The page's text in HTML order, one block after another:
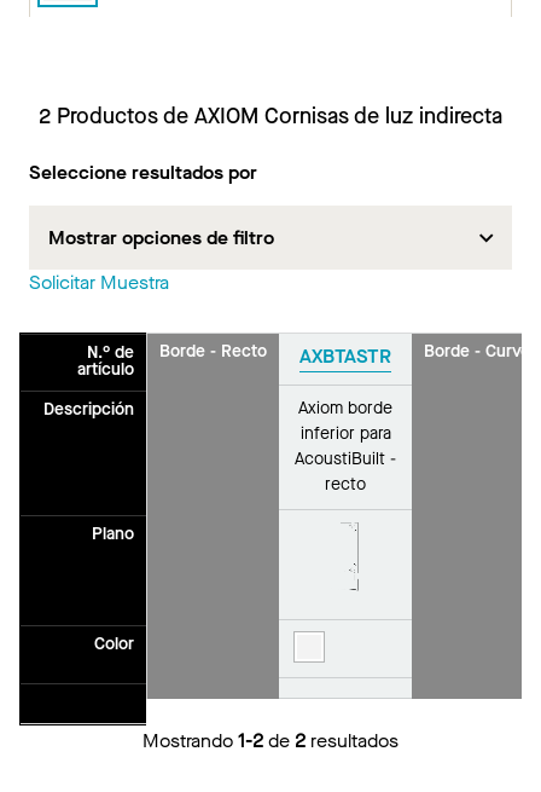
2 Productos de AXIOM Cornisas de luz indirecta
Seleccione resultados por
Mostrar opciones de filtro
Solicitar Muestra
N.° de
artículo
Descripción
Plano
Color
Borde - Recto AXBTASTR
Axiom borde
inferior para
AcoustiBuilt -
recto
Borde - Curvo
Mostrando1-2de 2 resultados